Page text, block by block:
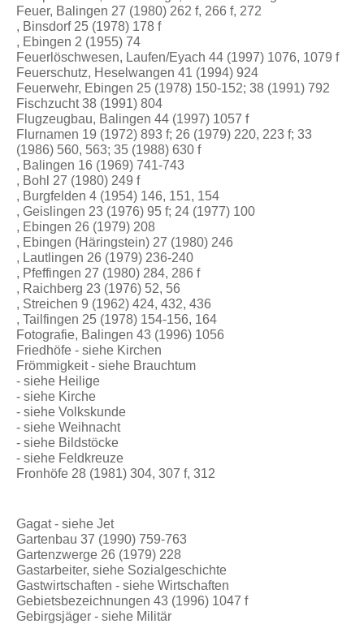
Feuer, Balingen 27 (1980) 262 f, 266 f, 272
, Binsdorf 25 (1978) 178 f
, Ebingen 2 (1955) 74
Feuerlöschwesen, Laufen/Eyach 44 (1997) 1076, 1079 f
Feuerschutz, Heselwangen 41 (1994) 924
Feuerwehr, Ebingen 25 (1978) 150-152; 38 (1991) 792
Fischzucht 38 (1991) 804
Flugzeugbau, Balingen 44 (1997) 1057 f
Flurnamen 19 (1972) 893 f; 26 (1979) 220, 223 f; 33
(1986) 560, 563; 35 (1988) 630 f
, Balingen 16 (1969) 741-743
, Bohl 27 (1980) 249 f
, Burgfelden 4 (1954) 146, 151, 154
, Geislingen 23 (1976) 95 f; 24 (1977) 100
, Ebingen 26 (1979) 208
, Ebingen (Häringstein) 27 (1980) 246
, Lautlingen 26 (1979) 236-240
, Pfeffingen 27 (1980) 284, 286 f
, Raichberg 23 (1976) 52, 56
, Streichen 9 (1962) 424, 432, 436
, Tailfingen 25 (1978) 154-156, 164
Fotografie, Balingen 43 (1996) 1056
Friedhöfe - siehe Kirchen
Frömmigkeit - siehe Brauchtum
- siehe Heilige
- siehe Kirche
- siehe Volkskunde
- siehe Weihnacht
- siehe Bildstöcke
- siehe Feldkreuze
Fronhöfe 28 (1981) 304, 307 f, 312
Gagat - siehe Jet
Gartenbau 37 (1990) 759-763
Gartenzwerge 26 (1979) 228
Gastarbeiter, siehe Sozialgeschichte
Gastwirtschaften - siehe Wirtschaften
Gebietsbezeichnungen 43 (1996) 1047 f
Gebirgsjäger - siehe Militär